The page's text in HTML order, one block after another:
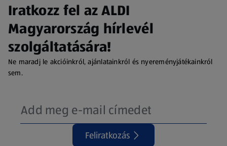
Iratkozz fel az ALDI
Magyarország hírlevél
szolgáltatására!
Ne maradj le akcióinkról, ajánlatainkról és nyereményjátékainkról
sem.
Feliratkozás